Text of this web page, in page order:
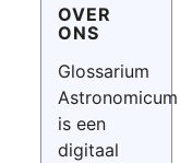
OVER
ONS
Glossarium
Astronomicum
is een
digitaal